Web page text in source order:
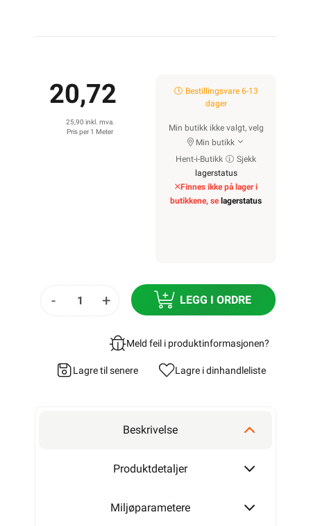
20,72
25,90 inkl. mva.
Pris per 1 Meter
Bestillingsvare 6-13
dager
Min butikk ikke valgt, velg
Min butikk
Hent-i-Butikk
Sjekk
lagerstatus
Finnes ikke på lager i
butikkene, se lagerstatus
- + LEGG I ORDRE
Meld feil i produktinformasjonen?
Lagre til senere Lagre i dinhandleliste
Beskrivelse
Produktdetaljer
Miljøparametere